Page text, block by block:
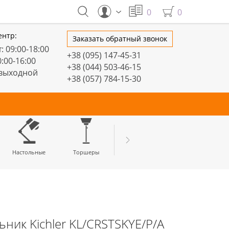
0 0
Заказать обратный звонок
+38 (095) 147-45-31
+38 (044) 503-46-15
+38 (057) 784-15-30
09:00-18:00
16:00
Настольные Торшеры
Kichler KL/CRSTSKYE/P/A